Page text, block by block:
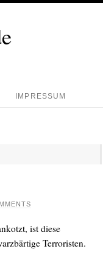
IMPRESSUM
ist diese
Terroristen.